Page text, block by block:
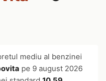
mediu al benzinei
pe 9 august 2026